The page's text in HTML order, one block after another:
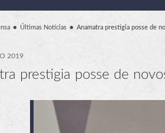
Últimas Notícias Anamatra prestigia posse de
2019
prestigia posse de